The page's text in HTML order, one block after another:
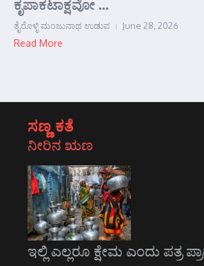
ಕೃಪಾಕಟಾಕ್ಷವೋ ...
ತೈರೊಳ್ಳಿ ಮಂಜುನಾಥ ಉಡುಪ June 28, 2026
Read More
ಸಣ್ಣ ಕತೆ
ನೀರಿನ ಋಣ
ಇಲ್ಲಿ ಎಲ್ಲರೂ ಕ್ಷೇಮ ಎಂದು ಪತ್ರ